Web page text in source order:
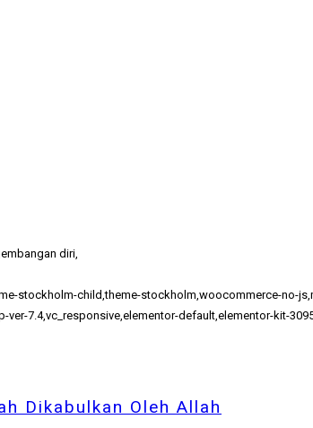
diri,
stockholm-child,theme-stockholm,woocommerce-no-
7.4,vc_responsive,elementor-default,elementor-kit-
Dikabulkan Oleh Allah